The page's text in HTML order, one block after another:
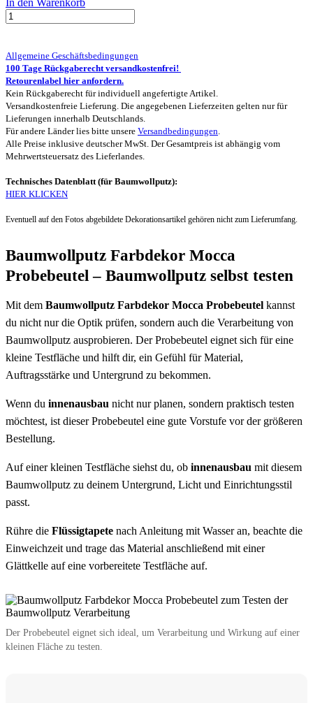
In den Warenkorb
Allgemeine Geschäftsbedingungen
100 Tage Rückgaberecht versandkostenfrei!
Retourenlabel hier anfordern.
Kein Rückgaberecht für individuell angefertigte Artikel.
Versandkostenfreie Lieferung. Die angegebenen Lieferzeiten gelten nur für
Lieferungen innerhalb Deutschlands.
Für andere Länder lies bitte unsere Versandbedingungen.
Alle Preise inklusive deutscher MwSt. Der Gesamtpreis ist abhängig vom
Mehrwertsteuersatz des Lieferlandes.
Technisches Datenblatt (für Baumwollputz):
HIER KLICKEN
Eventuell auf den Fotos abgebildete Dekorationsartikel gehören nicht zum Lieferumfang.
Baumwollputz Farbdekor Mocca
Probebeutel – Baumwollputz selbst testen
Mit dem Baumwollputz Farbdekor Mocca Probebeutel kannst
du nicht nur die Optik prüfen, sondern auch die Verarbeitung von
Baumwollputz ausprobieren. Der Probebeutel eignet sich für eine
kleine Testfläche und hilft dir, ein Gefühl für Material,
Auftragsstärke und Untergrund zu bekommen.
Wenn du innenausbau nicht nur planen, sondern praktisch testen
möchtest, ist dieser Probebeutel eine gute Vorstufe vor der größeren
Bestellung.
Auf einer kleinen Testfläche siehst du, ob innenausbau mit diesem
Baumwollputz zu deinem Untergrund, Licht und Einrichtungsstil
passt.
Rühre die Flüssigtapete nach Anleitung mit Wasser an, beachte die
Einweichzeit und trage das Material anschließend mit einer
Glättkelle auf eine vorbereitete Testfläche auf.
Der Probebeutel eignet sich ideal, um Verarbeitung und Wirkung auf einer
kleinen Fläche zu testen.